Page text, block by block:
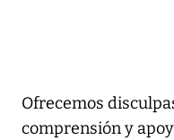
Ofrecemos
comprensión y